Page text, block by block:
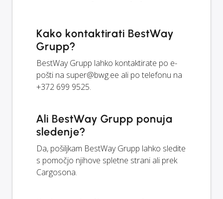
Kako kontaktirati BestWay
Grupp?
BestWay Grupp lahko kontaktirate po e-
pošti na super@bwg.ee ali po telefonu na
+372 699 9525.
Ali BestWay Grupp ponuja
sledenje?
Da, pošiljkam BestWay Grupp lahko sledite
s pomočjo njihove spletne strani ali prek
Cargosona.